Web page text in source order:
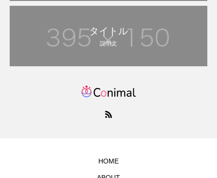
タイトル
説明文
HOME